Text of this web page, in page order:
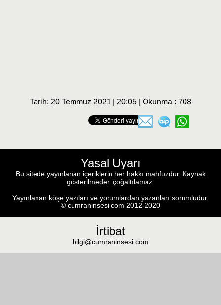
Tarih: 20 Temmuz 2021 | 20:05 | Okunma : 708
Yasal Uyarı
Bu sitede yayınlanan içeriklerin her hakkı mahfuzdur. Kaynak
gösterilmeden çoğaltılamaz.
Yayınlanan köşe yazıları ve yorumlardan yazanları sorumludur.
© cumraninsesi.com 2012-2020
İrtibat
bilgi@cumraninsesi.com